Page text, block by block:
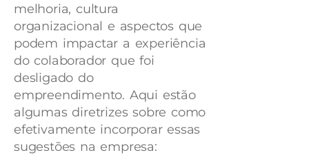
melhoria, cultura
organizacional e aspectos que
podem impactar a experiência
do colaborador que foi
desligado do
empreendimento. Aqui estão
algumas diretrizes sobre como
efetivamente incorporar essas
sugestões na empresa: